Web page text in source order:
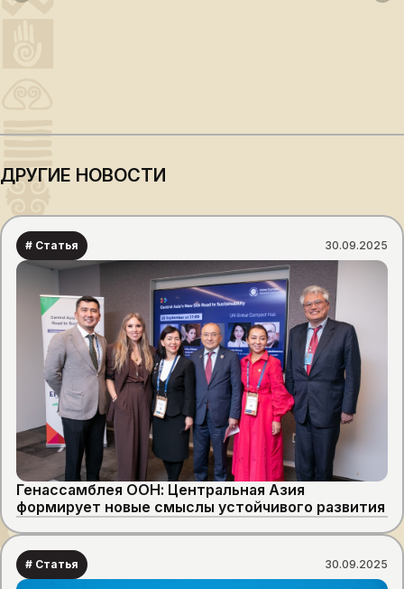
ДРУГИЕ НОВОСТИ
# Статья 30.09.2025
Генассамблея ООН: Центральная Азия
формирует новые смыслы устойчивого развития
# Статья 30.09.2025